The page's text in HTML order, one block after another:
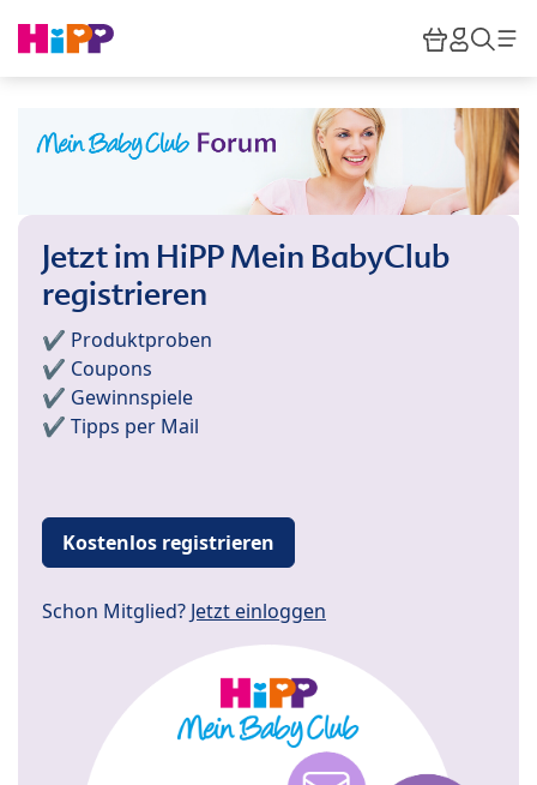
HiPP
Jetzt im HiPP Mein BabyClub
registrieren
✔️ Produktproben
✔️ Coupons
✔️ Gewinnspiele
✔️ Tipps per Mail
Kostenlos registrieren
Schon Mitglied? Jetzt einloggen